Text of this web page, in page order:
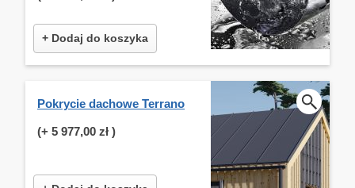
+ Dodaj do koszyka
Pokrycie dachowe Terrano
(+ 5 977,00 zł )